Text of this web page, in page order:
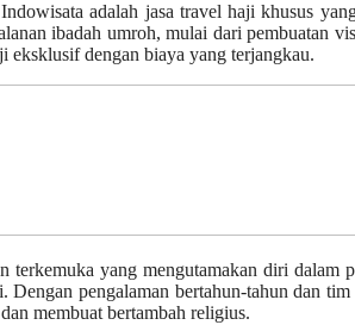
adalah jasa travel haji khusus
ibadah umroh, mulai dari pembuatan
eksklusif dengan biaya yang terjangkau.
terkemuka yang mengutamakan diri
Dengan pengalaman bertahun-tahun dan
membuat bertambah religius.